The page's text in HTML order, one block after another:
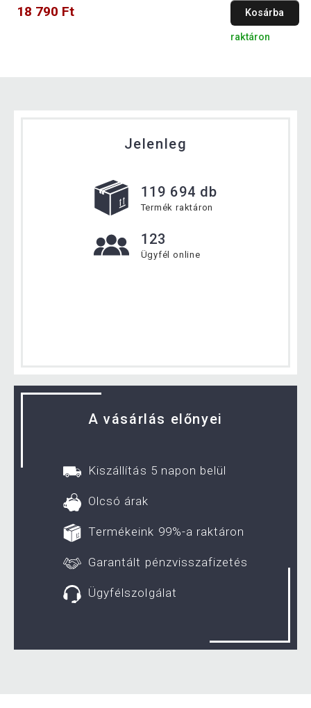
18 790 Ft Kosárba
raktáron
Jelenleg
119 694 db
Termék raktáron
123
Ügyfél online
A vásárlás előnyei
Kiszállítás 5 napon belül
Olcsó árak
Termékeink 99%-a raktáron
Garantált pénzvisszafizetés
Ügyfélszolgálat